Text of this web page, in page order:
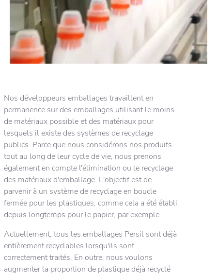
Nos développeurs emballages travaillent en
permanence sur des emballages utilisant le moins
de matériaux possible et des matériaux pour
lesquels il existe des systèmes de recyclage
publics. Parce que nous considérons nos produits
tout au long de leur cycle de vie, nous prenons
également en compte l'élimination ou le recyclage
des matériaux d'emballage. L'objectif est de
parvenir à un système de recyclage en boucle
fermée pour les plastiques, comme cela a été établi
depuis longtemps pour le papier, par exemple.
Actuellement, tous les emballages Persil sont déjà
entièrement recyclables lorsqu'ils sont
correctement traités. En outre, nous voulons
augmenter la proportion de plastique déjà recyclé